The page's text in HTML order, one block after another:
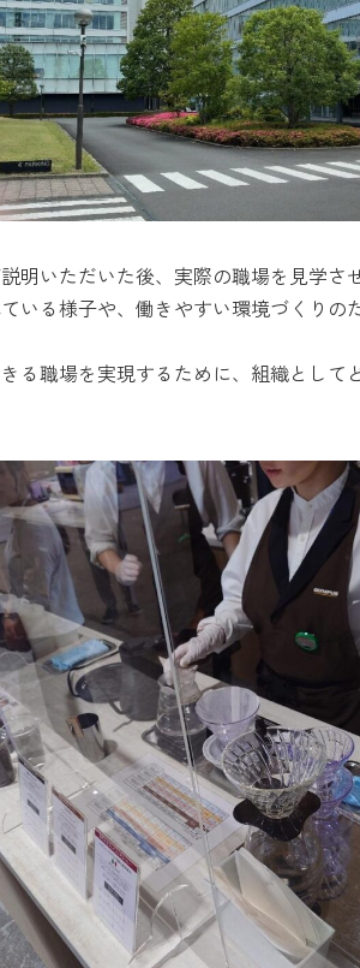
明いただいた後、実際の職場を見学
いる様子や、働きやすい環境づくり
る職場を実現するために、組織とし